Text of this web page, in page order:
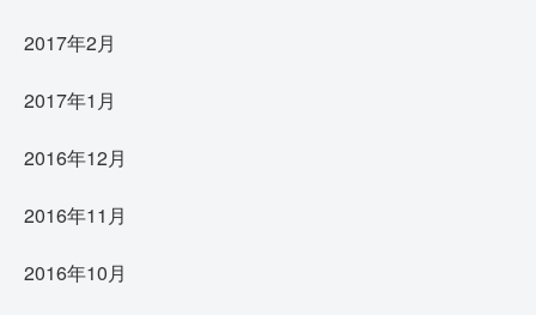
2017年2月
2017年1月
2016年12月
2016年11月
2016年10月